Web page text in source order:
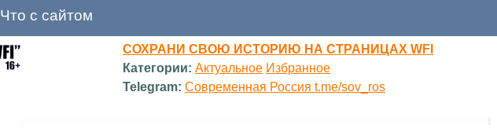
Что с сайтом
СОХРАНИ СВОЮ ИСТОРИЮ НА СТРАНИЦАХ WFI
Категории: Актуальное Избранное
Telegram: Современная Россия t.me/sov_ros